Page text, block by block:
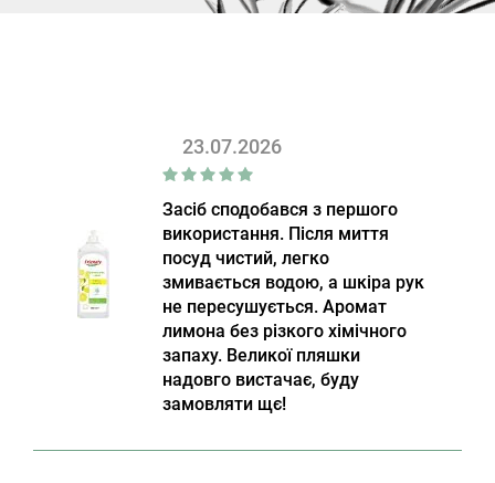
23.07.2026
Засіб сподобався з першого
використання. Після миття
посуд чистий, легко
змивається водою, а шкіра рук
не пересушується. Аромат
лимона без різкого хімічного
запаху. Великої пляшки
надовго вистачає, буду
замовляти щє!